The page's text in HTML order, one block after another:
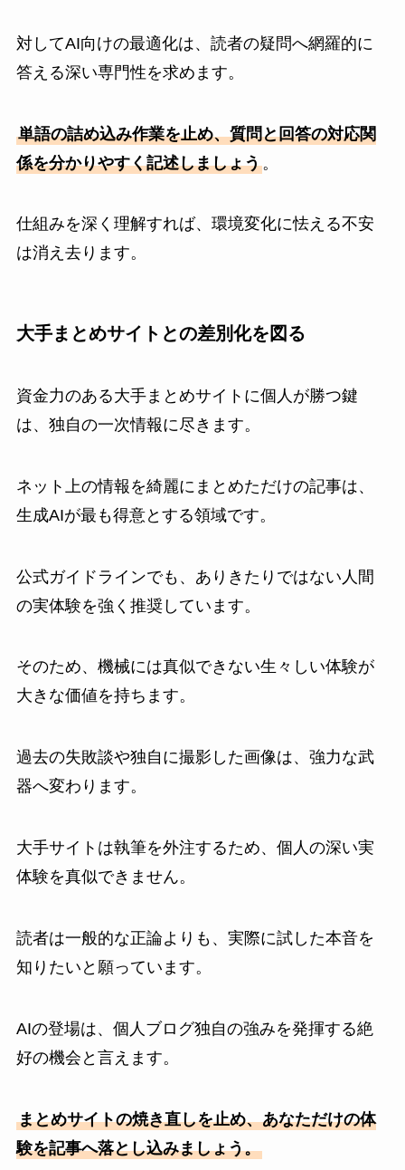
対してAI向けの最適化は、読者の疑問へ網羅的に
答える深い専門性を求めます。
単語の詰め込み作業を止め、質問と回答の対応関
係を分かりやすく記述しましょう。
仕組みを深く理解すれば、環境変化に怯える不安
は消え去ります。
大手まとめサイトとの差別化を図る
資金力のある大手まとめサイトに個人が勝つ鍵
は、独自の一次情報に尽きます。
ネット上の情報を綺麗にまとめただけの記事は、
生成AIが最も得意とする領域です。
公式ガイドラインでも、ありきたりではない人間
の実体験を強く推奨しています。
そのため、機械には真似できない生々しい体験が
大きな価値を持ちます。
過去の失敗談や独自に撮影した画像は、強力な武
器へ変わります。
大手サイトは執筆を外注するため、個人の深い実
体験を真似できません。
読者は一般的な正論よりも、実際に試した本音を
知りたいと願っています。
AIの登場は、個人ブログ独自の強みを発揮する絶
好の機会と言えます。
まとめサイトの焼き直しを止め、あなただけの体
験を記事へ落とし込みましょう。